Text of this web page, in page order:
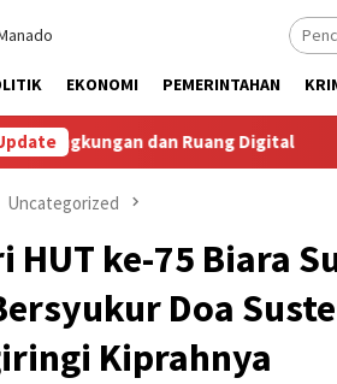
EKONOMI PEMERINTAHAN
dan Ruang Digital
Uncategorized
HUT ke-75 Biara
Doa
Kiprahnya